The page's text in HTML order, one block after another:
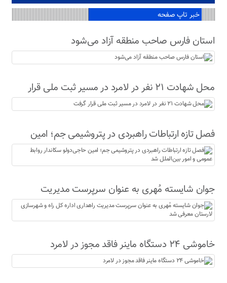
خبر تاپ صفحه
استان فارس صاحب منطقه آزاد می‌شود
محل شهادت ۲۱ نفر در لامرد در مسیر ثبت ملی قرار
گرفت
فصل تازه ارتباطات راهبردی در پتروشیمی جم؛ امین
حاجی‌دولو سکاندار روابط عمومی و امور بین‌الملل شد
جوان شایسته مُهری به عنوان سرپرست مدیریت
راهداری اداره کل راه و شهرسازی لارستان معرفی شد
خاموشی ۲۴ دستگاه ماینر فاقد مجوز در لامرد